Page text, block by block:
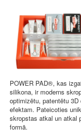
POWER PAD®, kas
silikona, ir moderns
optimizētu, patentētu
efektam. Pateicoties
skropstas atkal un atkal
formā.